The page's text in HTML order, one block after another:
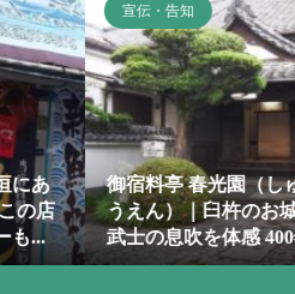
宣伝・告知
Slow cafe 茶蔵｜創業明治25
年の純和風旅館「宝来家旅
館」の１階に併設、佐伯...